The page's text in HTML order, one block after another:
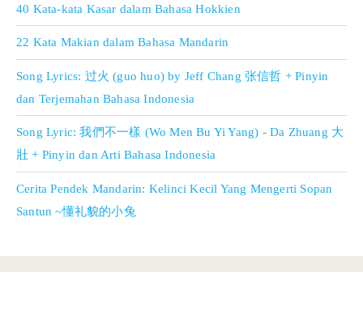
40 Kata-kata Kasar dalam Bahasa Hokkien
22 Kata Makian dalam Bahasa Mandarin
Song Lyrics: 过火 (guo huo) by Jeff Chang 张信哲 + Pinyin
dan Terjemahan Bahasa Indonesia
Song Lyric: 我們不一樣 (Wo Men Bu Yi Yang) - Da Zhuang 大
壯 + Pinyin dan Arti Bahasa Indonesia
Cerita Pendek Mandarin: Kelinci Kecil Yang Mengerti Sopan
Santun ~懂礼貌的小兔